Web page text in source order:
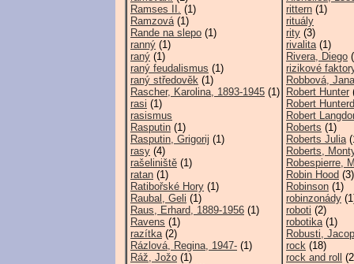
Ramses II. (1)
Ramzová(1)
Rande na slepo (1)
ranný (1)
raný (1)
raný feudalismus (1)
raný středověk (1)
Rascher, Karolina, 1893-1945 (1)
rasi (1)
rasismus
Rasputin (1)
Rasputin, Grigorij (1)
rasy (4)
rašeliniště (1)
ratan (1)
Ratibořské Hory (1)
Raubal, Geli (1)
Raus, Erhard, 1889-1956 (1)
Ravens (1)
razítka(2)
Rázlová, Regina, 1947- (1)
Ráž, Jožo (1)
rittern (1)
rituály
rity (3)
rivalita(1)
Rivera, Diego
rizikové
Robbová, Jana
Robert Hunter
Robert
Robert
Roberts (1)
Roberts Julia
Roberts,
Robespierre,
Robin Hood (3)
Robinson (1)
robinzonády
roboti (2)
robotika(1)
Robusti,
rock (18)
rock and roll